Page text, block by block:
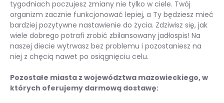
tygodniach poczujesz zmiany nie tylko w ciele. Twój
organizm zacznie funkcjonować lepiej, a Ty będziesz mieć
bardziej pozytywne nastawienie do życia. Zdziwisz się, jak
wiele dobrego potrafi zrobić zbilansowany jadłospis! Na
naszej diecie wytrwasz bez problemu i pozostaniesz na
niej z chęcią nawet po osiągnięciu celu.
Pozostałe miasta z województwa mazowieckiego, w
których oferujemy darmową dostawę: